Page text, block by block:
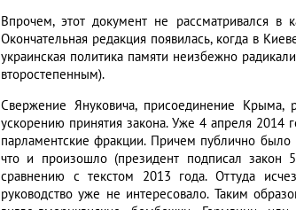
Впрочем, этот документ не рассматривался в
Окончательная редакция появилась, когда в
украинская политика памяти неизбежно
второстепенным).
Свержение Януковича, присоединение
ускорению принятия закона. Уже 4 апреля 2014
парламентские фракции. Причем публично было
что и произошло (президент подписал
сравнению с текстом 2013 года. Оттуда
руководство уже не интересовало. Таким